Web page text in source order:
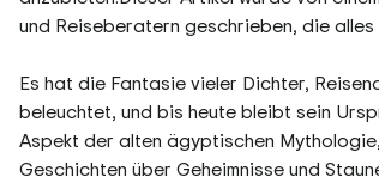
und Reiseberatern geschrieben, die
Es hat die Fantasie vieler Dichter,
beleuchtet, und bis heute bleibt sein
Aspekt der alten ägyptischen
Geschichten über Geheimnisse und